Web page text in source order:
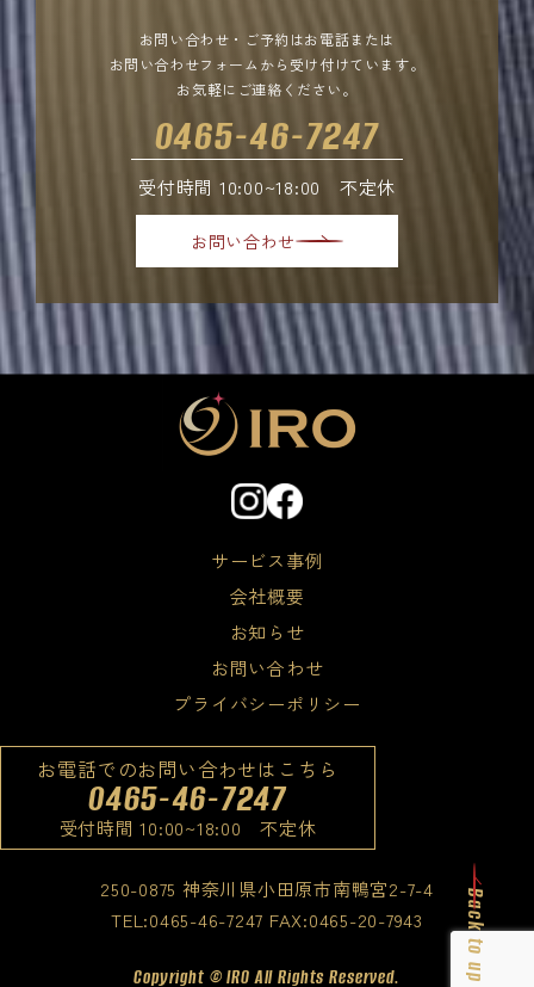
お問い合わせ・ご予約はお電話または
お問い合わせフォームから受け付けています。
お気軽にご連絡ください。
0465-46-7247
受付時間 10:00~18:00 不定休
お問い合わせ
Back to up
サービス事例
会社概要
お知らせ
お問い合わせ
プライバシーポリシー
お電話でのお問い合わせはこちら
0465-46-7247
受付時間 10:00~18:00 不定休
250-0875 神奈川県小田原市南鴨宮2-7-4
TEL:0465-46-7247 FAX:0465-20-7943
Copyright ©︎ IRO All Rights Reserved.